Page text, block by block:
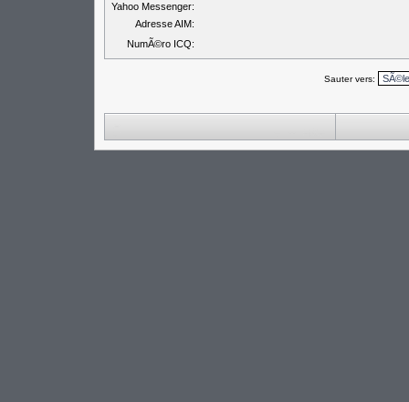
Yahoo Messenger:
Adresse AIM:
NumÃ©ro ICQ:
Sauter vers: